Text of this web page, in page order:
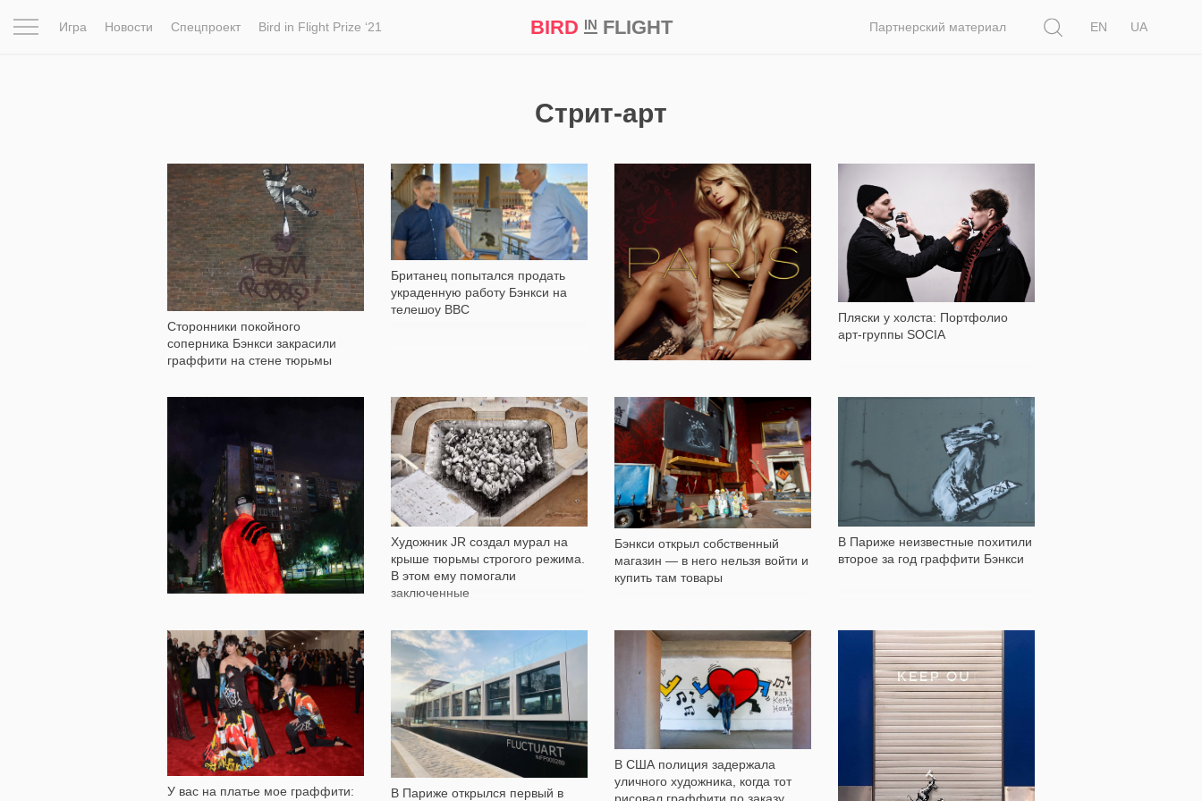
Игра Новости Спецпроект Bird in Flight Prize ‘21 BIRD INFLIGHT Партнерский материал
EN
UA
Стрит-арт
Сторонники покойного
соперника Бэнкси закрасили
граффити на стене тюрьмы
872
Британец попытался продать
украденную работу Бэнкси на
телешоу BBC
633
его купить
1 680
Пляски у холста: Портфолио
арт-группы SOCIA
562
Себастьяна Веласко
Художник JR создал мурал на
крыше тюрьмы строгого режима.
В этом ему помогали
заключенные
666
Бэнкси открыл собственный
магазин — в него нельзя войти и
купить там товары
1 468
В Париже неизвестные похитили
второе за год граффити Бэнкси
У вас на платье мое граффити:
8 354
В Париже открылся первый в
417
В США полиция задержала
уличного художника, когда тот
594 1 680